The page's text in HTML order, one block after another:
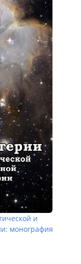
и
монография